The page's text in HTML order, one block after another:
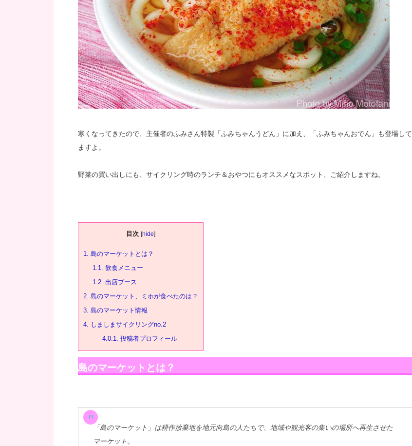
寒くなってきたので、主催者のふみさん特製「ふみちゃんうどん」に加え、「ふみちゃんおでん」も登場して
ますよ。
野菜の買い出しにも、サイクリング時のランチ＆おやつにもオススメなスポット、ご紹介しますね。
目次 [hide]
1. 島のマーケットとは？
1.1. 飲食メニュー
1.2. 出店ブース
2. 島のマーケット、ミホが食べたのは？
3. 島のマーケット情報
4. しましまサイクリングno.2
4.0.1. 投稿者プロフィール
島のマーケットとは？
「島のマーケット」は耕作放棄地を地元向島の人たちで、地域や観光客の集いの場所へ再生させた
マーケット。